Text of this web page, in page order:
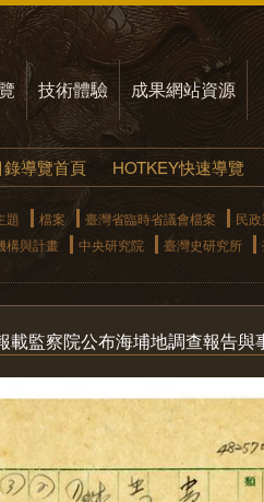
技術體驗 成果網站資源
錄導覽首頁 HOTKEY快速導覽
題 檔案 臺灣省臨時省議會檔案
民
構與計畫 中央研究院 臺灣史研究所
載監察院公布海埔地調查報告